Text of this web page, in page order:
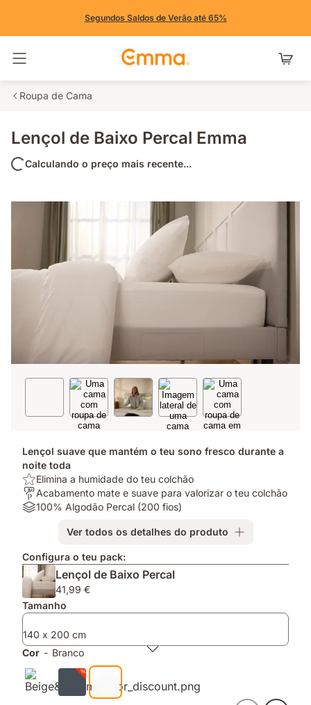
Segundos Saldos de Verão até 65%
Roupa de Cama
Lençol de Baixo Percal Emma
Calculando o preço mais recente...
Lençol suave que mantém o teu sono fresco durante a
noite toda
USP/benefit:
Elimina
a
colchão
Elimina a humidade do teu colchão
Para
quem?:
suave
para
valorizar
o
teu
colchão
Acabamento mate e suave para valorizar o teu colchão
Materiais:
(200
fios)
100% Algodão Percal (200 fios)
Ver todos os detalhes do produto
Configura o teu pack:
Lençol de Baixo Percal
41,99 €
Tamanho
140 x 200 cm
Cor - Branco